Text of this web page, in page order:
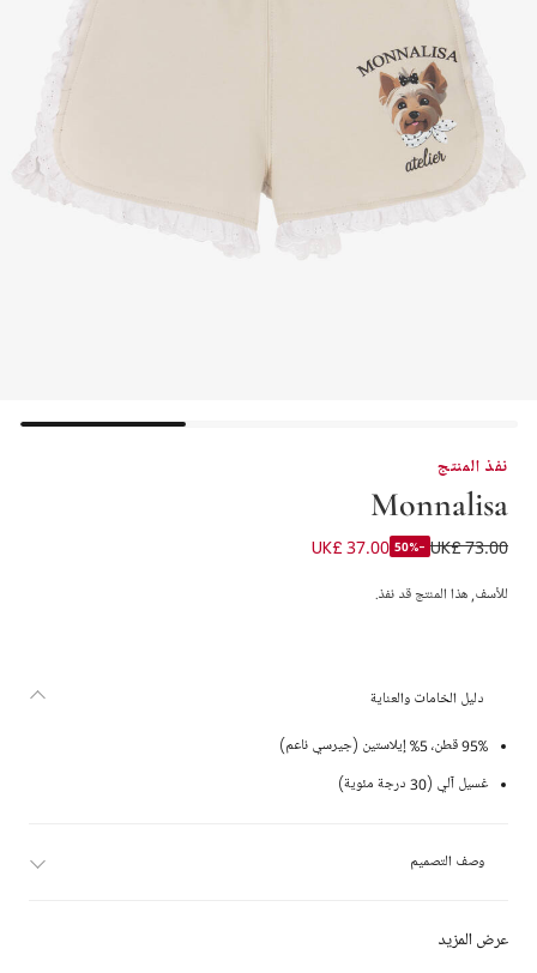
نفذ المنتج
Monnalisa
شورت قطن جيرسي لون بيج للبنات
UK£ 73.00
-50%
UK£ 37.00
للأسف, هذا المنتج قد نفذ.
عرض المزيد
دليل الخامات والعناية
95% قطن، 5% إيلاستين (جيرسي ناعم)
غسيل آلي (30 درجة مئوية)
وصف التصميم